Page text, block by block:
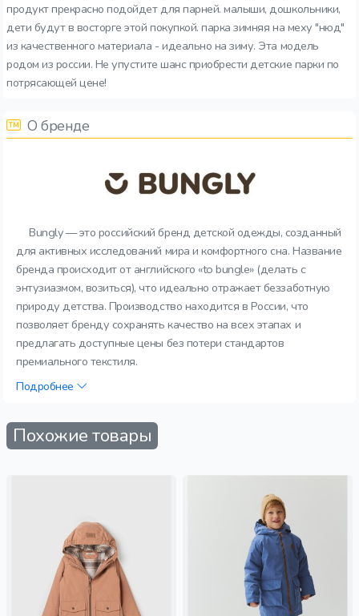
продукт прекрасно подойдет для парней. малыши, дошкольники,
дети будут в восторге этой покупкой. парка зимняя на меху "нюд"
из качественного материала - идеально на зиму. Эта модель
родом из россии. Не упустите шанс приобрести детские парки по
потрясающей цене!
О бренде
Bungly — это российский бренд детской одежды, созданный
для активных исследований мира и комфортного сна. Название
бренда происходит от английского «to bungle» (делать с
энтузиазмом, возиться), что идеально отражает беззаботную
природу детства. Производство находится в России, что
позволяет бренду сохранять качество на всех этапах и
предлагать доступные цены без потери стандартов
премиального текстиля.
Подробнее
Похожие товары